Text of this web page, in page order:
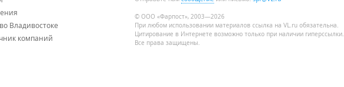
Владивостоке
компаний
© ООО «Фарпост», 2003—2026
При любом использовании материалов ссылка на VL.ru обязательна.
Цитирование в Интернете возможно только при наличии гиперссылки.
Все права защищены.